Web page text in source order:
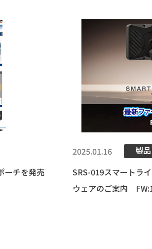
ーチを発売
2025.01.16
製
SRS-019スマートラ
ウェアのご案内